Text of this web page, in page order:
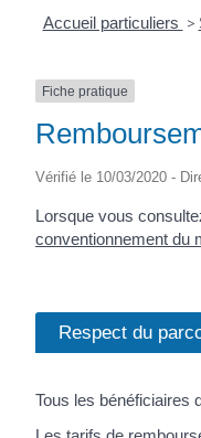
Accueil particuliers >
Fiche pratique
Vérifié le 10/03/2020 -
Lorsque vous
conventionnement du
Respect du
Tous les bénéficiaires